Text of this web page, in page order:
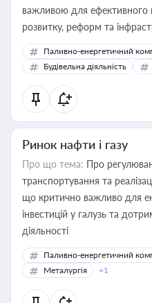
важливою для ефективного
розвитку, реформ та
Паливно-енергетичний
Будівельна діяльність
Ринок нафти і газу
Про що тема: Про
транспортування та
що критично важливо для
інвестицій у галузь та
діяльності
Паливно-енергетичний
Металургія
+1